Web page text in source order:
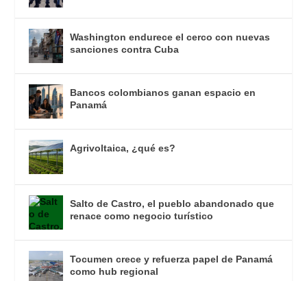
Washington endurece el cerco con nuevas
sanciones contra Cuba
Bancos colombianos ganan espacio en
Panamá
Agrivoltaica, ¿qué es?
Salto de Castro, el pueblo abandonado que
renace como negocio turístico
Tocumen crece y refuerza papel de Panamá
como hub regional